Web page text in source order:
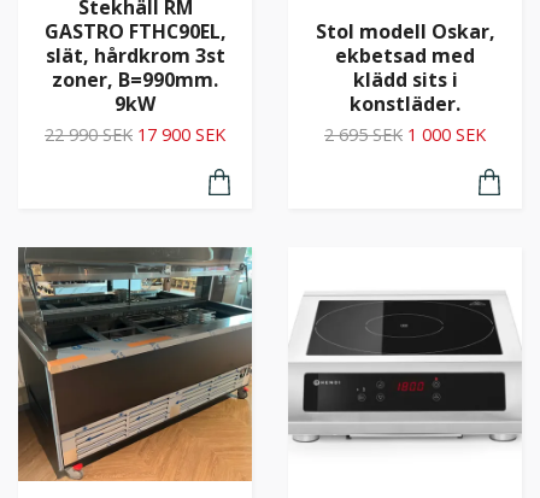
Stekhäll RM
GASTRO FTHC90EL,
slät, hårdkrom 3st
zoner, B=990mm.
9kW
22 990 SEK 17 900 SEK
Stol modell Oskar,
ekbetsad med
klädd sits i
konstläder.
2 695 SEK 1 000 SEK